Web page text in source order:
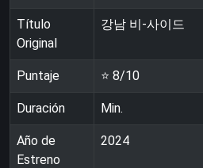
Título
Original
강남 비-사이드
Puntaje ⭐ 8/10
Duración Min.
Año de
Estreno
2024